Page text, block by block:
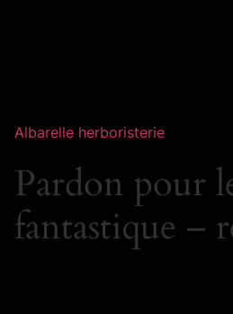
Albarelle herboristerie
Pardon pour
fantastique –